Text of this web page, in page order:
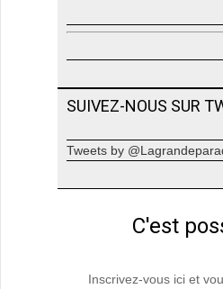
SUIVEZ-NOUS SUR
Tweets by
C'est
Inscrivez-vous ici et